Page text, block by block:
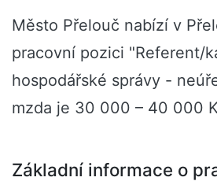
Město Přelouč nabízí v
pracovní pozici "Referent/
hospodářské správy -
mzda je 30 000 – 40 000
Základní informace o